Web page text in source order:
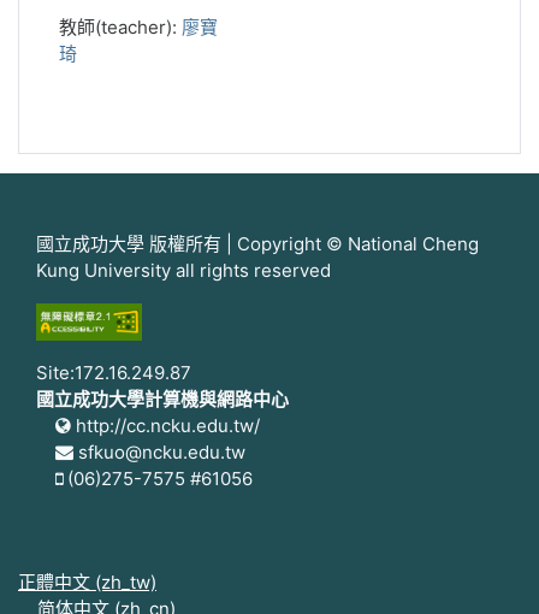
教師(teacher): 廖寶
琦
國立成功大學 版權所有 | Copyright © National Cheng
Kung University all rights reserved
Site:172.16.249.87
國立成功大學計算機與網路中心
http://cc.ncku.edu.tw/
sfkuo@ncku.edu.tw
(06)275-7575 #61056
正體中文 ‎(zh_tw)‎
简体中文 ‎(zh_cn)‎